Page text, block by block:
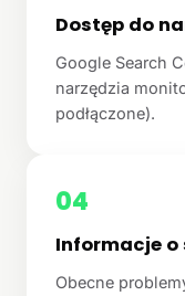
Dostęp do
Google Search
narzędzia
podłączone).
04
Informacje o
Obecne